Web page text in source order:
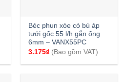
Béc phun xòe có bù áp
tưới gốc 55 l/h gắn ống
6mm – VANX55PC
3.175₫ (Bao gồm VAT)